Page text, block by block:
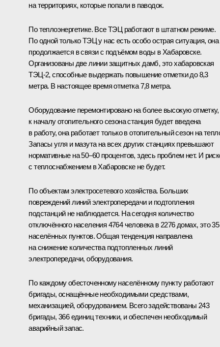
на территориях, которые попали в паводок.
По теплоэнергетике. Все ТЭЦ работают в штатном режиме.
По одной только ТЭЦ у нас есть особо острая ситуация, она
продолжается в связи с подъёмом воды в Хабаровске.
Организованы две линии защитных дамб, это хабаровская
ТЭЦ-2, способные выдержать повышение отметки до 8,3
метра. В настоящее время отметка 7,8 метра.
Оборудование перемонтировано на более высокую отметку,
к началу отопительного сезона станция будет введена
в работу, она работает только в отопительный сезон на
Запасы угля и мазута на всех других станциях превышают
нормативные на 50–60 процентов, здесь проблем нет. И
с теплоснабжением в Хабаровске не будет.
По объектам электросетевого хозяйства. Больших
повреждений линий электропередачи и подтопления
подстанций не наблюдается. На сегодня количество
отключённого населения 4764 человека в 2276 домах, это 35
населённых пунктов. Общая тенденция направлена
на снижение количества подтопленных линий
электропередачи, оборудования.
По каждому обесточенному населённому пункту работают
бригады, оснащённые необходимыми средствами,
механизацией, оборудованием. Всего задействованы 243
бригады, 366 единиц техники, и обеспечен необходимый
аварийный запас.